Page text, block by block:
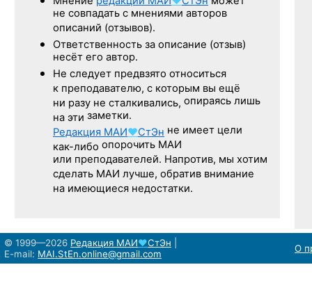
не совпадать с мнениями авторов
описаний (отзывов).
Ответственность за описание (отзыв)
несёт его автор.
Не следует предвзято относиться
к преподавателю, с которым вы ещё
ни разу не сталкивались, опираясь лишь
на эти заметки.
Редакция МАИ♥СтЭн не имеет цели
как-либо опорочить МАИ
или преподавателей. Напротив, мы хотим
сделать МАИ лучше, обратив внимание
на имеющиеся недостатки.
© 1999—2026 Редакция МАИ♥СтЭн
E-mail: MAI.StEn.online@gmail.com О